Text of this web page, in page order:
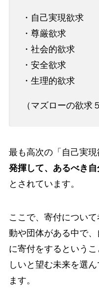
・自己実現欲求
・尊厳欲求
・社会的欲求
・安全欲求
・生理的欲求
（マズローの欲求
最も高次の「自己実現
発揮して、あるべき
とされています。
ここで、寄付につい
動や団体がある中で
に寄付をするという
しいと望む未来を選
ます。